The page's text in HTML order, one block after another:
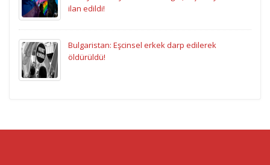
ilan edildi!
Bulgaristan: Eşcinsel erkek darp edilerek
öldürüldü!